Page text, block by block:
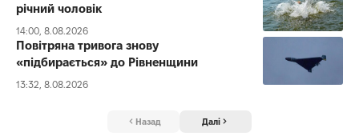
річний чоловік
14:00, 8.08.2026
Повітряна тривога знову
«підбирається» до Рівненщини
13:32, 8.08.2026
Назад Далі